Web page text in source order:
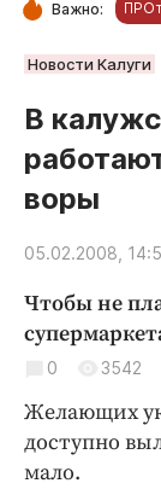
РУБРИКИ
Статьи
Авто и
Культура
Важно:
Новости Калуги
В
воры
05.02.2008,
Чтобы не
0 3542
Желающих
доступно
мало.